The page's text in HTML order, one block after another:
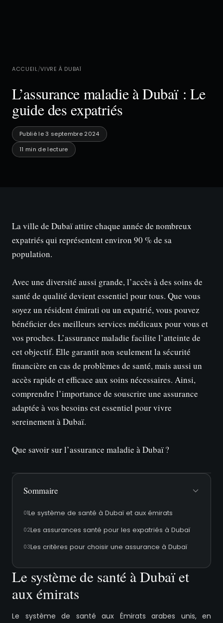
ACCUEIL/VIVRE À DUBAÏ
L’assurance maladie à Dubaï : Le
guide des expatriés
Publié le 3 septembre 2024
11 min de lecture
La ville de Dubaï attire chaque année de nombreux
expatriés qui représentent environ 90 % de sa
population.
Avec une diversité aussi grande, l’accès à des soins de
santé de qualité devient essentiel pour tous. Que vous
soyez un résident émirati ou un expatrié, vous pouvez
bénéficier des meilleurs services médicaux pour vous et
vos proches. L’assurance maladie facilite l’atteinte de
cet objectif. Elle garantit non seulement la sécurité
financière en cas de problèmes de santé, mais aussi un
accès rapide et efficace aux soins nécessaires. Ainsi,
comprendre l’importance de souscrire une assurance
adaptée à vos besoins est essentiel pour vivre
sereinement à Dubaï.
Que savoir sur l’assurance maladie à Dubaï ?
Sommaire
Le système de santé à Dubaï et aux émirats
Les assurances santé pour les expatriés à Dubaï
Les critères pour choisir une assurance à Dubaï
Le système de santé à Dubaï et
aux émirats
Le système de santé aux Émirats arabes unis, en